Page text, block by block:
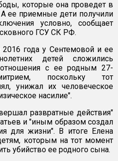
которые она проведет в
ее приемные дети получили
условно, сообщает
ГСУ СК РФ.
2016 года у Сентемовой и ее
детей сложились
с ее родным 27-
поскольку тот
унижал их человеческое
насилие".
развратные действия"
и "иным образом создал
для жизни". В итоге Елена
которым на тот момент
убийство ее родного сына.